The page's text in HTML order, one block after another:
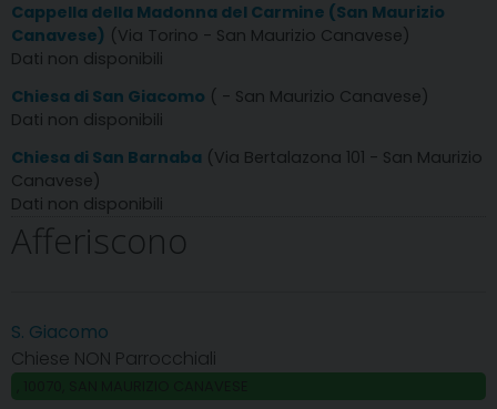
Cappella della Madonna del Carmine (San Maurizio
Canavese) (Via Torino - San Maurizio Canavese)
Dati non disponibili
Chiesa di San Giacomo ( - San Maurizio Canavese)
Dati non disponibili
Chiesa di San Barnaba (Via Bertalazona 101 - San Maurizio
Canavese)
Dati non disponibili
Afferiscono
S. Giacomo
Chiese NON Parrocchiali